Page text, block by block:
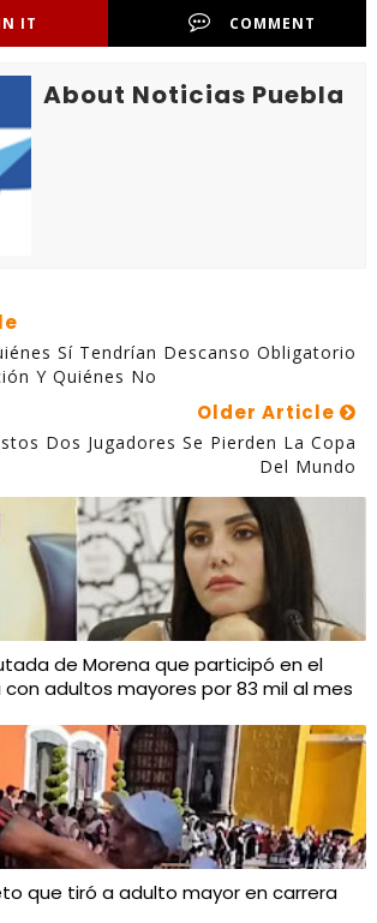
IT COMMENT
About Noticias Puebla
Sí Tendrían Descanso Obligatorio
Y Quiénes No
Older Article
Dos Jugadores Se Pierden La Copa
Del Mundo
de Morena que participó en el
adultos mayores por 83 mil al mes
que tiró a adulto mayor en carrera